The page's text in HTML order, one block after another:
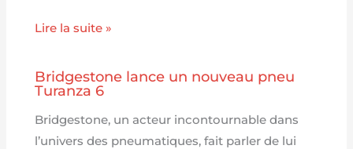
Lire la suite »
Bridgestone lance un nouveau pneu
Turanza 6
Bridgestone, un acteur incontournable dans
l’univers des pneumatiques, fait parler de lui